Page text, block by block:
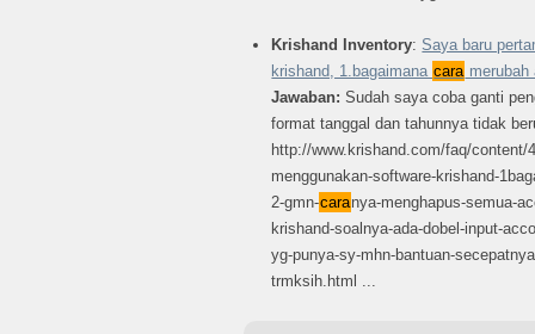
Krishand Inventory:Saya baru
krishand, 1.bagaimana cara merubah
Jawaban:Sudah saya coba ganti
format tanggal dan tahunnya tidak
http://www.krishand.com/faq/content/
menggunakan-software-krishand-
2-gmn-caranya-menghapus-semua-
krishand-soalnya-ada-dobel-input-
yg-punya-sy-mhn-bantuan-
trmksih.html ...